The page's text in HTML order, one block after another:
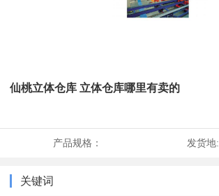
仙桃立体仓库 立体仓库哪里有卖的
产品规格： 发货地:
关键词